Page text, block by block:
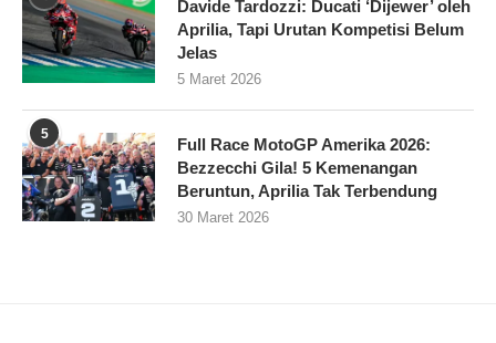
Davide Tardozzi: Ducati ‘Dijewer’ oleh
Aprilia, Tapi Urutan Kompetisi Belum
Jelas
5 Maret 2026
5
Full Race MotoGP Amerika 2026:
Bezzecchi Gila! 5 Kemenangan
Beruntun, Aprilia Tak Terbendung
30 Maret 2026